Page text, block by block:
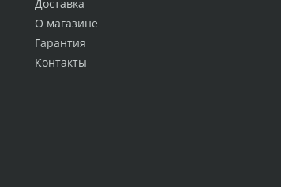
Доставка
О магазине
Гарантия
Контакты